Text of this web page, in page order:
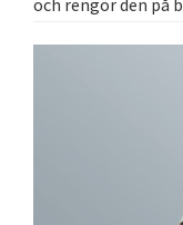
och rengör den på